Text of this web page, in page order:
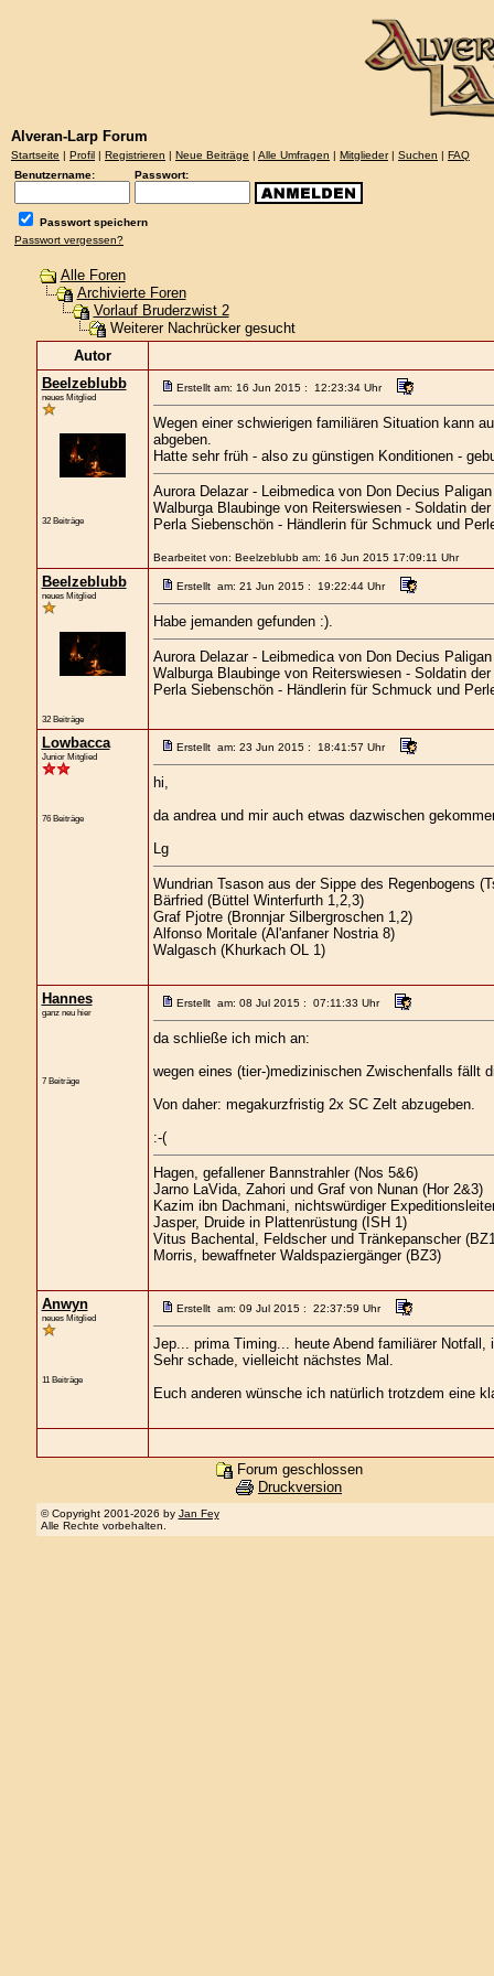
Alveran-Larp Forum
Startseite | Profil | Registrieren | Neue Beiträge | Alle Umfragen | Mitglieder| Suchen | FAQ
Benutzername:
Passwort:
Passwort speichern
Passwort vergessen?
Alle Foren
Archivierte Foren
Vorlauf Bruderzwist 2
Weiterer Nachrücker gesucht
Autor
Beelzeblubb
neues Mitglied
32 Beiträge
Erstellt am: 16 Jun 2015 : 12:23:34 Uhr
Wegen einer schwierigen familiären Situation kann
abgeben.
Hatte sehr früh - also zu günstigen Konditionen -
Aurora Delazar - Leibmedica von Don Decius
Walburga Blaubinge von Reiterswiesen - Soldatin
Perla Siebenschön - Händlerin für Schmuck und
Bearbeitet von: Beelzeblubb am: 16 Jun 2015 17:09:11 Uhr
Beelzeblubb
neues Mitglied
32 Beiträge
Erstellt am: 21 Jun 2015 : 19:22:44 Uhr
Habe jemanden gefunden :).
Aurora Delazar - Leibmedica von Don Decius
Walburga Blaubinge von Reiterswiesen - Soldatin
Perla Siebenschön - Händlerin für Schmuck und
Lowbacca
Junior Mitglied
76 Beiträge
Erstellt am: 23 Jun 2015 : 18:41:57 Uhr
hi,
da andrea und mir auch etwas dazwischen
Lg
Wundrian Tsason aus der Sippe des Regenbogens
Bärfried (Büttel Winterfurth 1,2,3)
Graf Pjotre (Bronnjar Silbergroschen 1,2)
Alfonso Moritale (Al'anfaner Nostria 8)
Walgasch (Khurkach OL 1)
Hannes
ganz neu hier
7 Beiträge
Erstellt am: 08 Jul 2015 : 07:11:33 Uhr
da schließe ich mich an:
wegen eines (tier-)medizinischen Zwischenfalls fällt
Von daher: megakurzfristig 2x SC Zelt abzugeben.
:-(
Hagen, gefallener Bannstrahler (Nos 5&6)
Jarno LaVida, Zahori und Graf von Nunan (Hor 2&3)
Kazim ibn Dachmani, nichtswürdiger
Jasper, Druide in Plattenrüstung (ISH 1)
Vitus Bachental, Feldscher und Tränkepanscher
Morris, bewaffneter Waldspaziergänger (BZ3)
Anwyn
neues Mitglied
11 Beiträge
Erstellt am: 09 Jul 2015 : 22:37:59 Uhr
Jep... prima Timing... heute Abend familiärer
Sehr schade, vielleicht nächstes Mal.
Euch anderen wünsche ich natürlich trotzdem eine
Forum geschlossen
Druckversion
© Copyright 2001-2026 by Jan Fey
Alle Rechte vorbehalten.